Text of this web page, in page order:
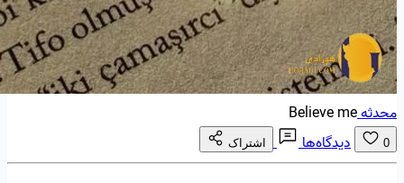
محدثهBelieve me
0 دیدگاه‌ها اشتراک